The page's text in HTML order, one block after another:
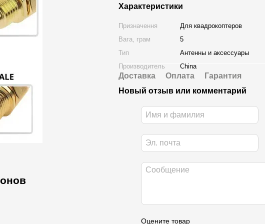
Характеристики
Призначення
Для квадрокоптеров
Вага, грам
5
Тип
Антенны и аксессуары
Производитель
China
Доставка Оплата
Гарантия
Новый отзыв или комментарий
Оцените товар